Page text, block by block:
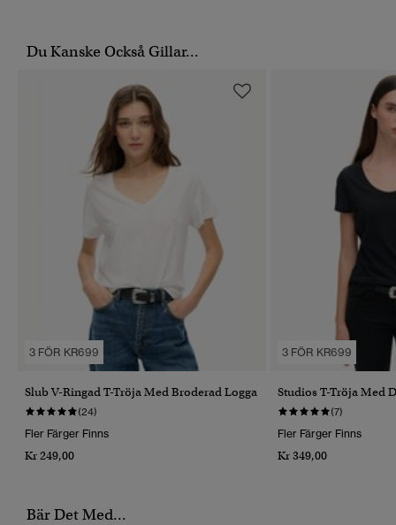
Du Kanske Också Gillar...
3 FÖR KR699
Slub V-Ringad T-Tröja Med Broderad Logga
(24)
Fler Färger Finns
Kr 249,00
3 FÖR KR699
Studios T-Tröja Med
(7)
Fler Färger Finns
Kr 349,00
Bär Det Med...